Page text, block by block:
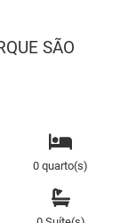
SÃO
0 quarto(s)